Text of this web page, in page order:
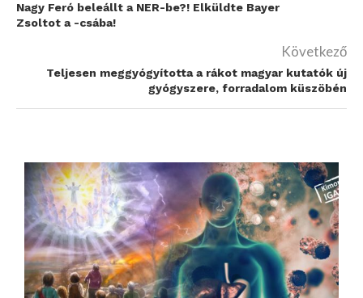
Nagy Feró beleállt a NER-be?! Elküldte Bayer
Zsoltot a -csába!
Következő
Teljesen meggyógyította a rákot magyar kutatók új
gyógyszere, forradalom küszöbén